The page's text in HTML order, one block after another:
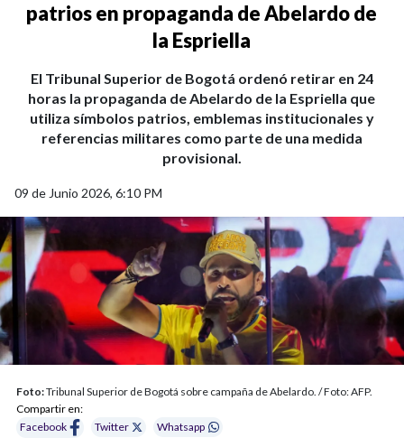
patrios en propaganda de Abelardo de
la Espriella
El Tribunal Superior de Bogotá ordenó retirar en 24
horas la propaganda de Abelardo de la Espriella que
utiliza símbolos patrios, emblemas institucionales y
referencias militares como parte de una medida
provisional.
09 de Junio 2026, 6:10 PM
Foto:Tribunal Superior de Bogotá sobre campaña de Abelardo. / Foto: AFP.
Compartir en:
Facebook
Twitter Whatsapp